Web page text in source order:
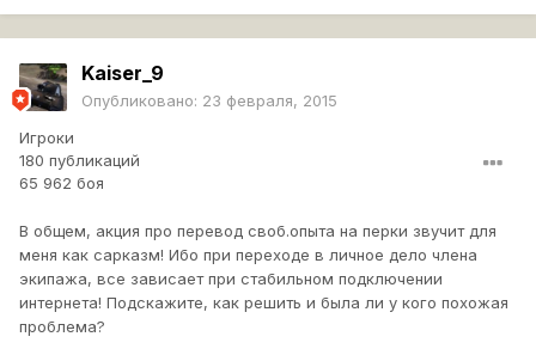
Kaiser_9
Опубликовано: 23 февраля, 2015
Игроки
180 публикаций
65 962 боя
В общем, акция про перевод своб.опыта на перки звучит для
меня как сарказм! Ибо при переходе в личное дело члена
экипажа, все зависает при стабильном подключении
интернета! Подскажите, как решить и была ли у кого похожая
проблема?